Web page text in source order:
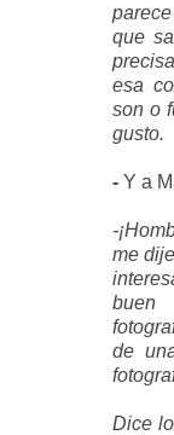
que
esa
son o
gusto.
- Y a
-
me
buen
de
Dice